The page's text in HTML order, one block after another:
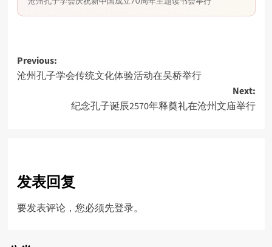
Post
navigation
Previous:
沧州孔子学会传统文化体验活动在吴桥举行
Next:
纪念孔子诞辰2570年释奠礼在沧州文庙举行
发表回复
要发表评论，您必须先登录。